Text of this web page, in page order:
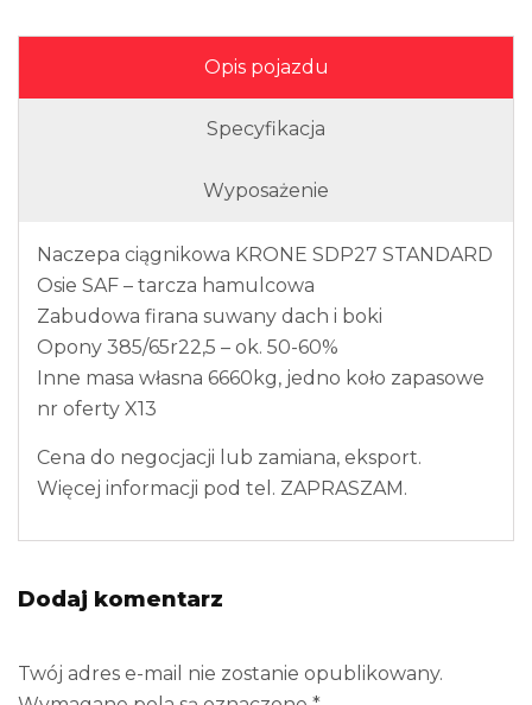
Opis pojazdu
Specyfikacja
Wyposażenie
Naczepa ciągnikowa KRONE SDP27 STANDARD
Osie SAF – tarcza hamulcowa
Zabudowa firana suwany dach i boki
Opony 385/65r22,5 – ok. 50-60%
Inne masa własna 6660kg, jedno koło zapasowe
nr oferty X13
Cena do negocjacji lub zamiana, eksport.
Więcej informacji pod tel. ZAPRASZAM.
Dodaj komentarz
Twój adres e-mail nie zostanie opublikowany.